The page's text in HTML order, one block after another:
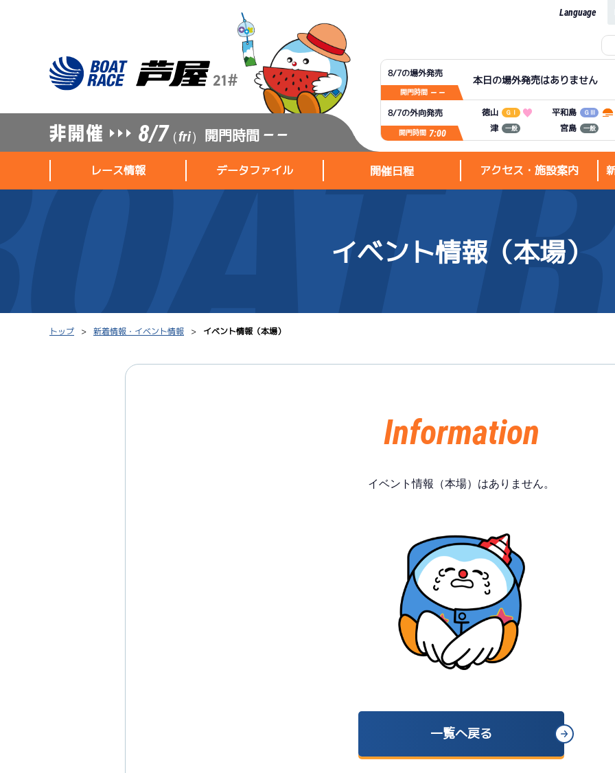
8/7（fri） 開門時間 — —
Language
8/7の場外発売
開門時間 — —
本日の場外発売はありません
8/7の外向発売
開門時間 7:00
徳山 ＧⅠ 平和島 ＧⅢ
津 一般 宮島 一般
レース情報 データファイル 開催日程 アクセス・施設案内
施設案内
無料タクシー・無料バス
ASHIMU CAFE
イベント情報（本場）
トップ 新着情報・イベント情報 イベント情報（本場）
Information
イベント情報（本場）はありません。
一覧へ戻る